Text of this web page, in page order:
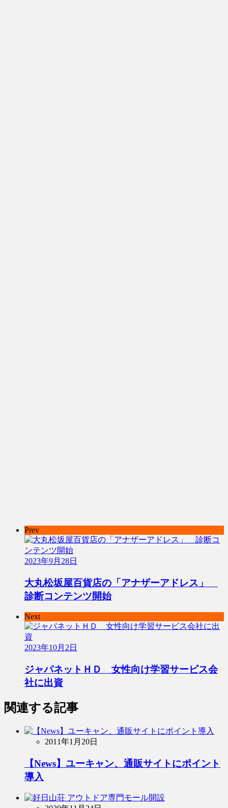
Prev
2023年9月28日
大丸松坂屋百貨店の「アナザーアドレス」
診断コンテンツ開始
Next
2023年10月2日
ジャパネットＨＤ 女性向け学習サービス会
社に出資
関連する記事
2011年1月20日
【News】ユーキャン、通販サイトにポイント
導入